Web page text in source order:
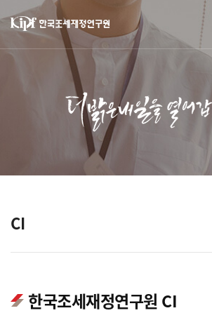
CI
한국조세재정연구원 CI